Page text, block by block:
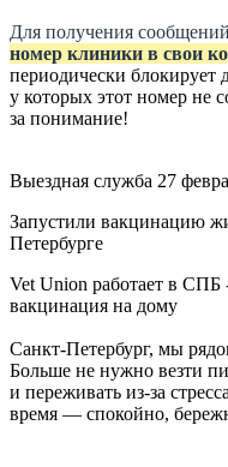
Для получения
номер клиники в свои
периодически блокирует
у которых этот номер не
за понимание!
Выездная служба 27
Запустили вакцинацию
Петербурге
Vet Union работает в СПБ
вакцинация на дому
Санкт-Петербург, мы
Больше не нужно везти
и переживать из-за
время — спокойно,